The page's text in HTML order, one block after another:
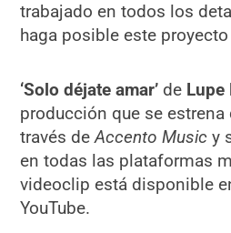
trabajado en todos los
haga posible este
‘Solo déjate amar’ de Lupe
producción que se
través deAccento Music y
en todas las plataformas
videoclip está disponible
YouTube.